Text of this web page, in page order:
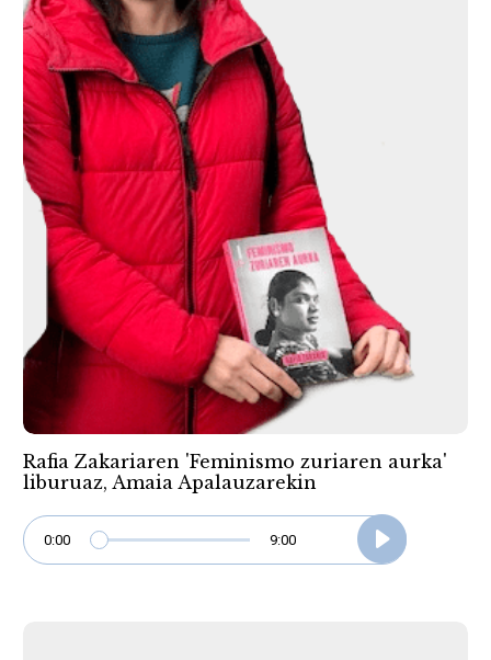
Rafia Zakariaren 'Feminismo zuriaren aurka'
liburuaz, Amaia Apalauzarekin
0:00 9:00